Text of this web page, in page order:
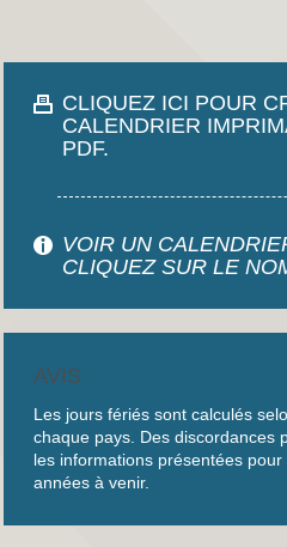
CLIQUEZ ICI POUR
CALENDRIER
PDF.
VOIR UN
CLIQUEZ SUR LE
AVIS
Les jours fériés sont calculés
chaque pays. Des discordances
les informations présentées
années à venir.